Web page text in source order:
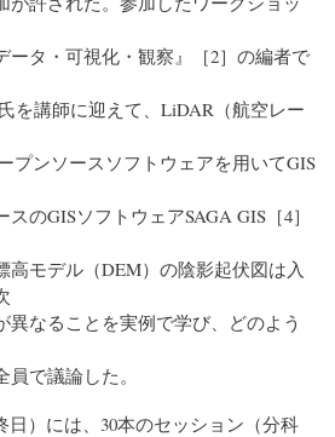
ータ・可視化・観察』［2］の編者で
を講師に迎えて、LiDAR（航空レー
プンソースソフトウェアを用いてGIS
のGISソフトウェアSAGA GIS［4］
高モデル（DEM）の陰影起伏図は入
異なることを実例で学び、どのよう
で議論した。
）には、30本のセッション（分科